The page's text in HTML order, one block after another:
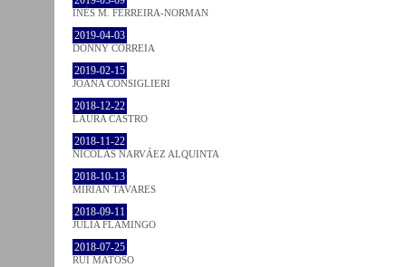
INÊS M. FERREIRA-NORMAN
2019-04-03
DONNY CORREIA
2019-02-15
JOANA CONSIGLIERI
2018-12-22
LAURA CASTRO
2018-11-22
NICOLÁS NARVÁEZ ALQUINTA
2018-10-13
MIRIAN TAVARES
2018-09-11
JULIA FLAMINGO
2018-07-25
RUI MATOSO